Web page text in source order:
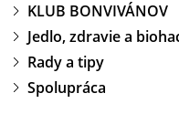
KLUB BONVIVÁNOV
Jedlo, zdravie a
Rady a tipy
Spolupráca